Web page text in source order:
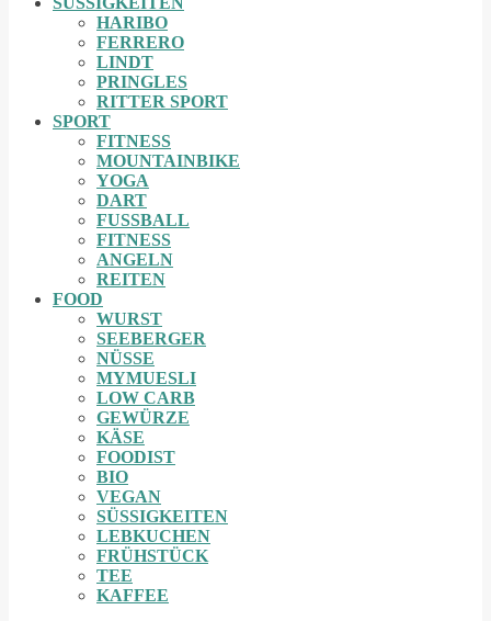
HARIBO
FERRERO
LINDT
PRINGLES
RITTER SPORT
SPORT
FITNESS
MOUNTAINBIKE
YOGA
DART
FUSSBALL
FITNESS
ANGELN
REITEN
FOOD
WURST
SEEBERGER
NÜSSE
MYMUESLI
LOW CARB
GEWÜRZE
KÄSE
FOODIST
BIO
VEGAN
SÜSSIGKEITEN
LEBKUCHEN
FRÜHSTÜCK
TEE
KAFFEE